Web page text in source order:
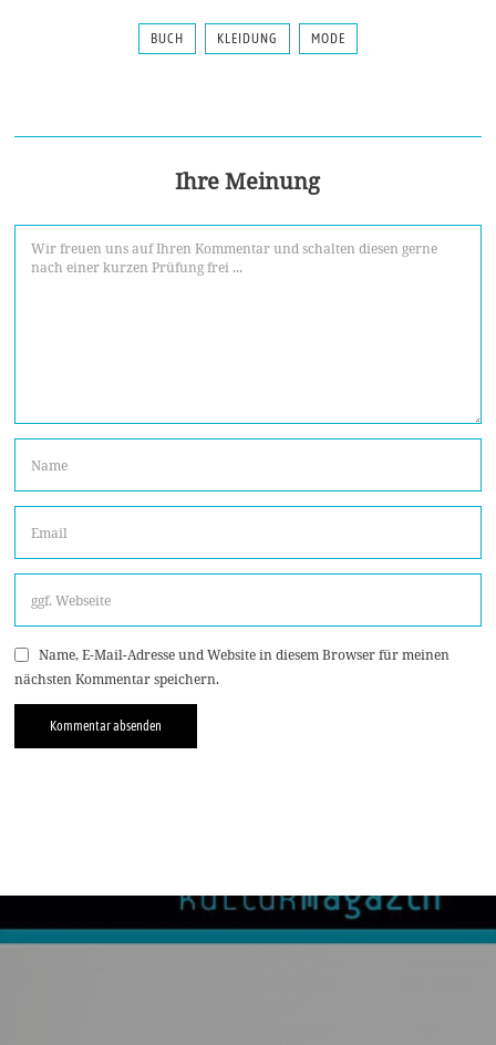
BUCH KLEIDUNG MODE
Ihre Meinung
Name, E-Mail-Adresse und Website in diesem Browser für meinen
nächsten Kommentar speichern.